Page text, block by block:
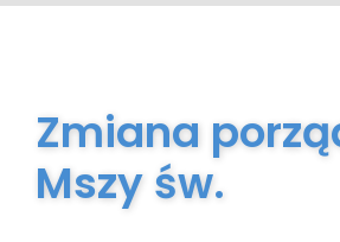
Zmiana
Mszy św.